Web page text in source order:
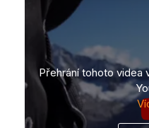
Přehrání tohoto videa